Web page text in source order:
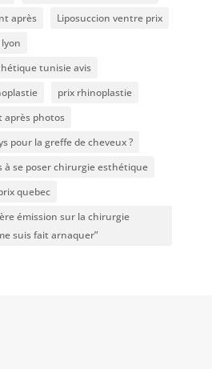
après
Liposuccion ventre prix
tunisie avis
prix rhinoplastie
après photos
pour la greffe de cheveux ?
se poser chirurgie esthétique
quebec
émission sur la chirurgie
suis fait arnaquer”